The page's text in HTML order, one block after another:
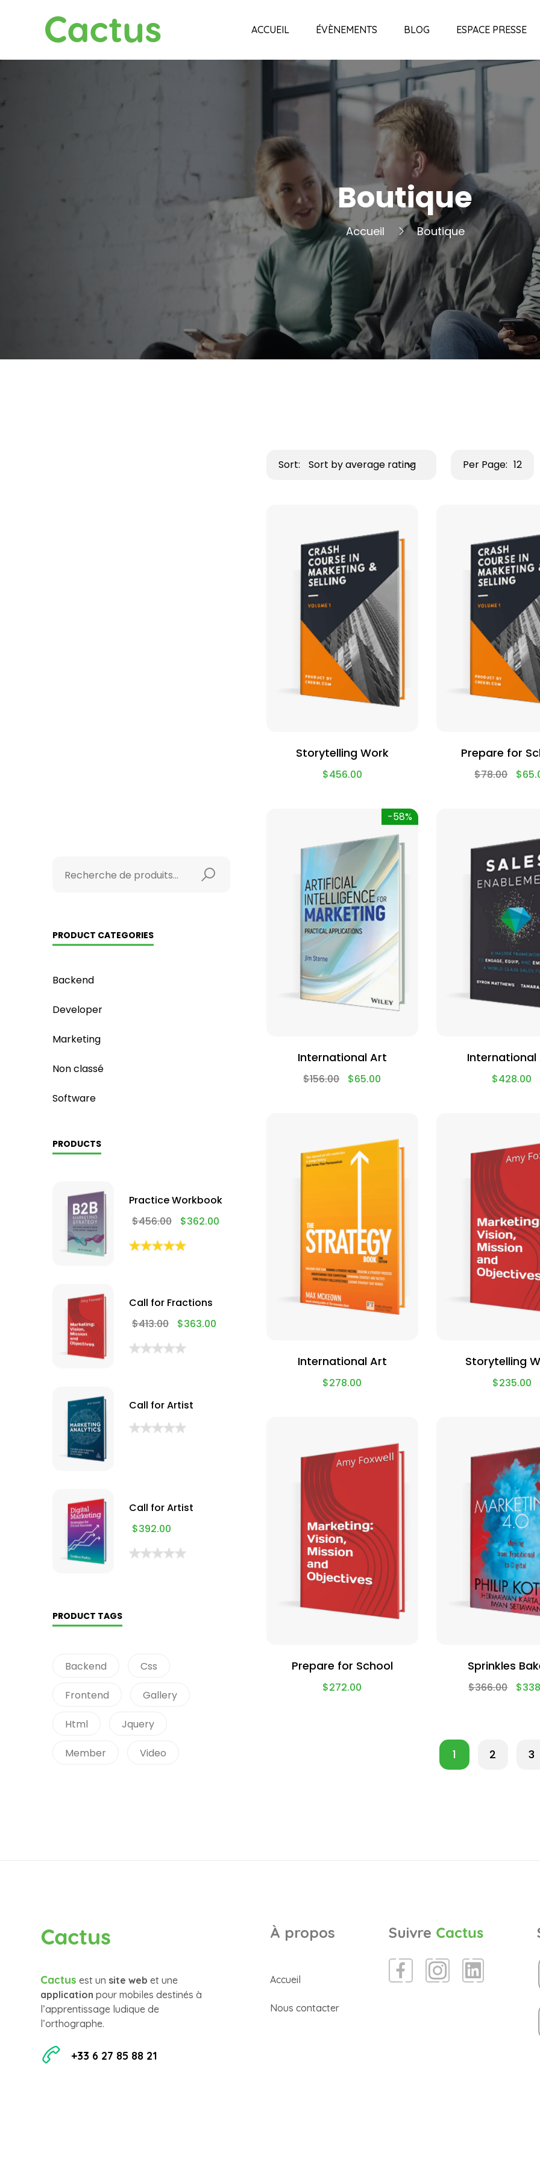
Cactus ACCUEIL ÉVÈNEMENTS BLOG ESPACE PRESSE
Boutique
Accueil Boutique
PRODUCT CATEGORIES
Backend
Developer
Marketing
Non classé
Software
PRODUCTS
Practice Workbook
$456.00 $362.00
Call for Fractions
$413.00 $363.00
Call for Artist
Call for Artist
$392.00
PRODUCT TAGS
Backend Css
Frontend Gallery
Html Jquery
Member Video
Sort: Sort by average rating Per Page: 12
Storytelling Work
$456.00
Prepare for
$78.00 $
-58%
International Art
$156.00 $65.00
International
$428.00
International Art
$278.00
Storytelling
$235.00
Prepare for School
$272.00
Sprinkles
$366.00 $
1 2 3
Cactus
Cactus est un site web et une
application pour mobiles destinés à
l’apprentissage ludique de
l’orthographe.
+33 6 27 85 88 21
À propos
Accueil
Nous contacter
Suivre Cactus